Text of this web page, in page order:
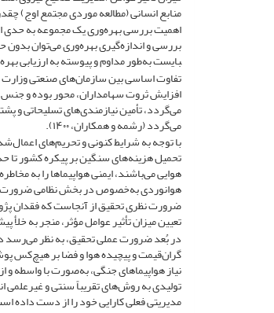
منابع انسانی (مطالعه موردی مجتمع اوج)
اهمیت بررسی بهره‌وری یک مجموعه به حدی
بایست به‌طور مداوم و پیوسته به ارزیابی
تفاوت اساسی بین سازمان‌های صنعتی وزارت
افزایش ثروت سهامداران، محور بوده و
می‌گردد، تأمین نیازمندی‌های تسلیحاتی و
می‌گردد (رشمه و همکاران، ۱۴۰۰).
با توجه به شرایط کنونی و تحریم‌های
تحمیل هزینه‌های سنگین بر پیکره کشور تا
هوایی می‌باشند، ایمنی هواپیماها را به
هوانوردی به‌خصوص در بخش نظامی ضرورت
ضرورت نظری تحقیق از آنجاست که فقدان
تعیین میزان تأثیر عوامل مؤثر، منجر به
در بُعد ضرورت عملی تحقیق، به نظر
گران‌قیمت و پیچیده هوا و فضا بر هیچ‌کس
نیاز هواپیماهای جنگی، به‌صورت با واسطه
تولیدی به روش‌های تقریباً سنتی و
مدیریتی فعلی کارایی خود را از دست ‌داده